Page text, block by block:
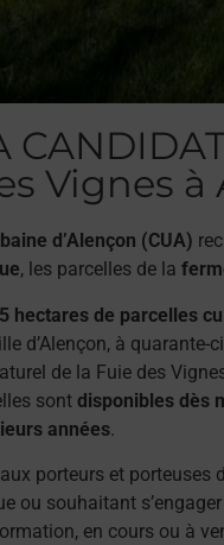
Vignes à
d’Alençon (CUA)
, les parcelles de la
hectares de parcelles
d’Alençon, à
de la Fuie des
sont disponibles dès
années.
aux porteurs et
ou souhaitant
en cours ou à